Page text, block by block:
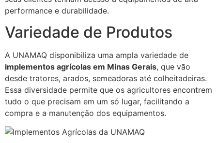
performance e durabilidade.
Variedade de Produtos
A UNAMAQ disponibiliza uma ampla variedade de
implementos agrícolas em Minas Gerais, que vão
desde tratores, arados, semeadoras até colheitadeiras.
Essa diversidade permite que os agricultores encontrem
tudo o que precisam em um só lugar, facilitando a
compra e a manutenção dos equipamentos.